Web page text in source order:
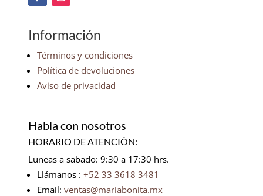
Información
Términos y condiciones
Política de devoluciones
Aviso de privacidad
Habla con nosotros
HORARIO DE ATENCIÓN:
Luneas a sabado: 9:30 a 17:30 hrs.
Llámanos : +52 33 3618 3481
Email: ventas@mariabonita.mx